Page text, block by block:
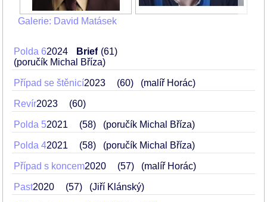
Galerie: David Matásek
Polda 62024 Brief 61
(poručík Michal Bříza)
Případ se štěnicí2023 60 (malíř Horác)
Revír2023 60
Polda 52021 58 (poručík Michal Bříza)
Polda 42021 58 (poručík Michal Bříza)
Případ s koncem2020 57 (malíř Horác)
Past2020 57 (Jiří Klánský)